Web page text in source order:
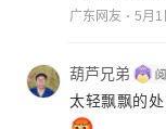
广东网友 5月1
葫芦兄弟
太轻飘飘的